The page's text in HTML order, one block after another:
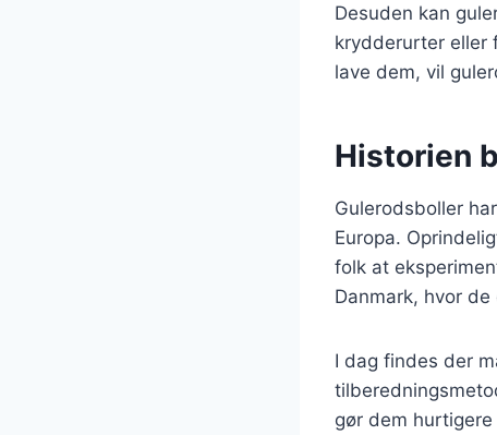
Desuden kan
krydderurter eller
lave dem, vil
Historien
Gulerodsboller
Europa.
folk at
Danmark, hvor
I dag findes der
gør dem